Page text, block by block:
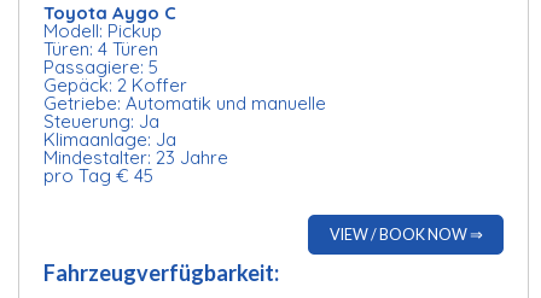
Toyota Aygo C
Modell: Pickup
Türen: 4 Türen
Passagiere: 5
Gepäck: 2 Koffer
Getriebe: Automatik und manuelle
Steuerung: Ja
Klimaanlage: Ja
Mindestalter: 23 Jahre
pro Tag € 45
VIEW / BOOK NOW ⇒
Fahrzeugverfügbarkeit: